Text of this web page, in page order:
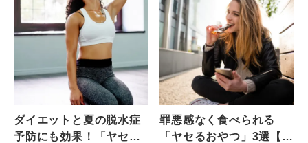
ダイエットと夏の脱水症
予防にも効果！「ヤセる
罪悪感なく食べられる
「ヤセるおやつ」3選【セ